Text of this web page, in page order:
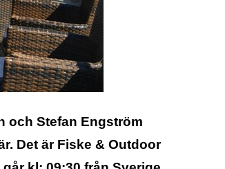
och Stefan Engström
Det är Fiske & Outdoor